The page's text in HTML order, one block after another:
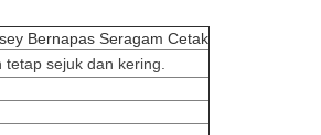
Bernapas Seragam Cetak
sejuk dan kering.